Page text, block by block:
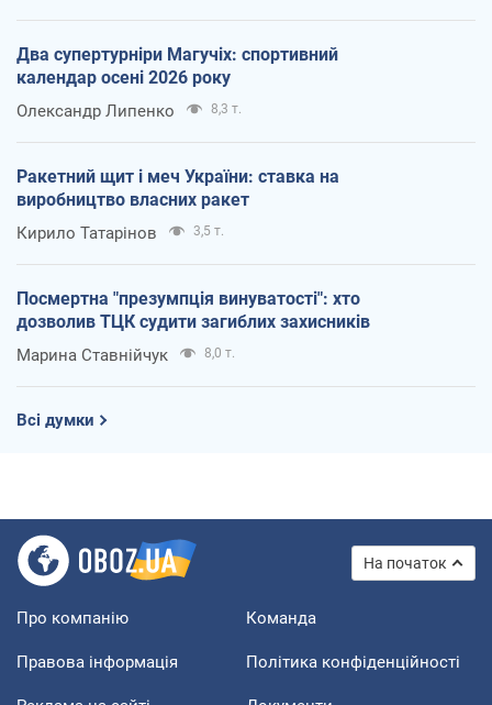
Два супертурніри Магучіх: спортивний
календар осені 2026 року
Олександр Липенко 8,3 т.
Ракетний щит і меч України: ставка на
виробництво власних ракет
Кирило Татарінов 3,5 т.
Посмертна "презумпція винуватості": хто
дозволив ТЦК судити загиблих захисників
Марина Ставнійчук 8,0 т.
Всі думки
На початок
Про компанію Команда
Правова інформація Політика конфіденційності